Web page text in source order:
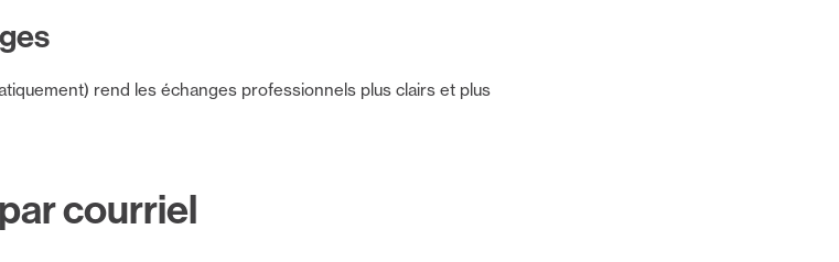
rend les échanges professionnels plus clairs et plus
courriel